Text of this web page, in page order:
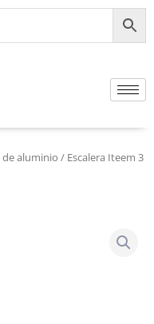
de aluminio / Escalera Iteem 3